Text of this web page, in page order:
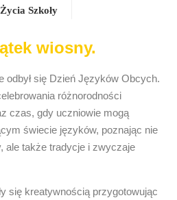
Szkoły
wiosny.
odbył się Dzień Języków Obcych.
różnorodności
czas, gdy uczniowie mogą
świecie języków, poznając nie
ale także tradycje i zwyczaje
się kreatywnością przygotowując